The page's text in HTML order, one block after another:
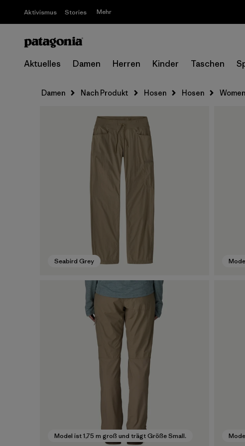
Aktivismus Stories Mehr
Aktuelles Damen Herren Kinder Taschen
Damen Nach Produkt Hosen Hosen
Seabird Grey
Model ist 1,75 m groß und trägt Größe Small.